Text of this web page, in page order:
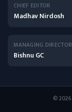
CHIEF EDITOR
Madhav Nirdosh
MANAGING DIRECTOR
Bishnu GC
© 2026